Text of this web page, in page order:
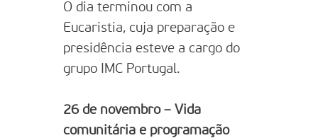
O dia terminou com a
Eucaristia, cuja preparação e
presidência esteve a cargo do
grupo IMC Portugal.
26 de novembro – Vida
comunitária e programação